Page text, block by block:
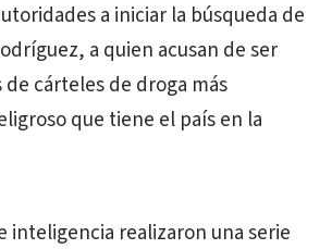
a iniciar la búsqueda de
a quien acusan de ser
de cárteles de droga más
que tiene el país en la
inteligencia realizaron una serie